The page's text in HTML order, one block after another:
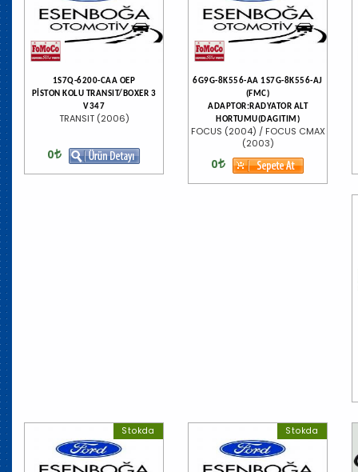
1S7Q-6200-CAA OEP
PİSTON KOLU TRANSIT/BOXER 3
V347
TRANSIT (2006)
0
6G9G-8K556-AA 1S7G-8K556-AJ
(FMC)
ADAPTOR:RADYATOR ALT
HORTUMU(DAGITIM)
FOCUS (2004) / FOCUS CMAX
(2003)
0
Stokda Stokda